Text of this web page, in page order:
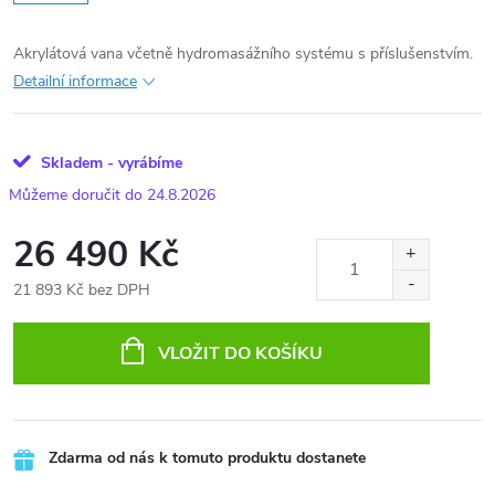
Akrylátová vana včetně hydromasážního systému s příslušenstvím.
Detailní informace
Skladem - vyrábíme
24.8.2026
26 490 Kč
21 893 Kč bez DPH
VLOŽIT DO KOŠÍKU
Zdarma od nás k tomuto produktu dostanete